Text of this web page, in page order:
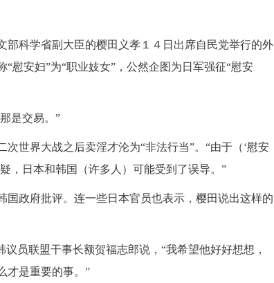
科学省副大臣的樱田义孝１４日出席自民党举行的外
慰安妇”为“职业妓女”，公然企图为日军强征“慰安
是交易。”
世界大战之后卖淫才沦为“非法行当”。“由于（‘慰安
，日本和韩国（许多人）可能受到了误导。”
政府批评。连一些日本官员也表示，樱田说出这样的
员联盟干事长额贺福志郎说，“我希望他好好想想，
才是重要的事。”